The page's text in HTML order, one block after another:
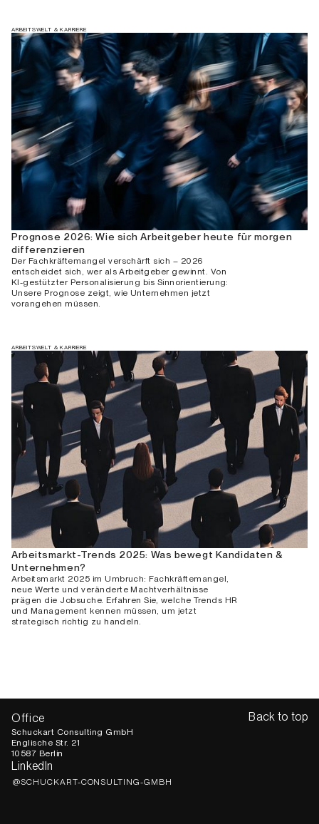
ARBEITSWELT & KARRIERE
Prognose 2026: Wie sich Arbeitgeber heute für morgen
differenzieren
Der Fachkräftemangel verschärft sich – 2026
entscheidet sich, wer als Arbeitgeber gewinnt. Von
KI-gestützter Personalisierung bis Sinnorientierung:
Unsere Prognose zeigt, wie Unternehmen jetzt
vorangehen müssen.
ARBEITSWELT & KARRIERE
Arbeitsmarkt-Trends 2025: Was bewegt Kandidaten &
Unternehmen?
Arbeitsmarkt 2025 im Umbruch: Fachkräftemangel,
neue Werte und veränderte Machtverhältnisse
prägen die Jobsuche. Erfahren Sie, welche Trends HR
und Management kennen müssen, um jetzt
strategisch richtig zu handeln.
Office Back to top
Schuckart Consulting GmbH
Englische Str. 21
10587 Berlin
LinkedIn
@SCHUCKART-CONSULTING-GMBH